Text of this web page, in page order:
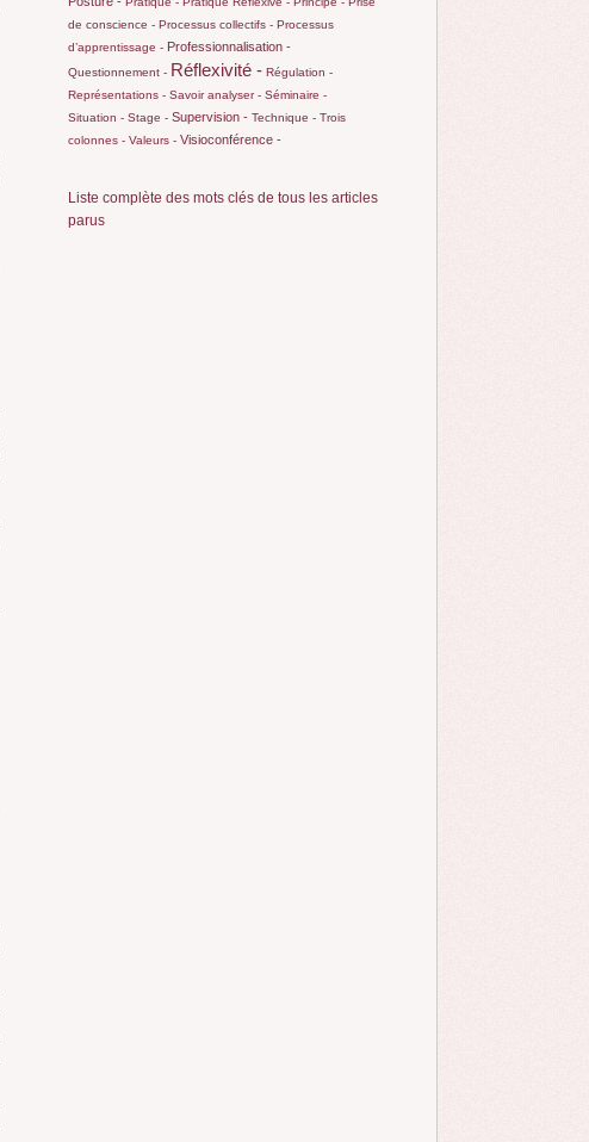
de conscience - Processus collectifs - Processus
d’apprentissage - Professionnalisation -
Questionnement - Réflexivité - Régulation -
Représentations - Savoir analyser - Séminaire -
Situation - Stage - Supervision - Technique - Trois
colonnes - Valeurs - Visioconférence -
Liste complète des mots clés de tous les articles
parus